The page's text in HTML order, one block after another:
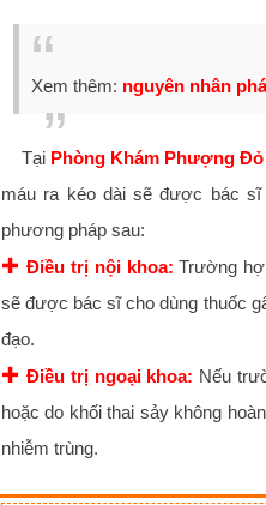
Xem thêm: nguyên nhân
​Tại Phòng Khám Phượng Đỏ
máu ra kéo dài sẽ được bác
phương pháp sau:
✚Điều trị nội khoa: Trường
sẽ được bác sĩ cho dùng thuốc
đạo.
✚Điều trị ngoại khoa: Nếu
hoặc do khối thai sảy không
nhiễm trùng.